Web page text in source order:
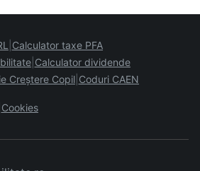
Calculator taxe PFA
Calculator dividende
Creștere Copil Coduri CAEN
Cookies